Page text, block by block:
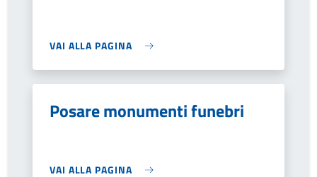
VAI ALLA PAGINA
Posare monumenti funebri
VAI ALLA PAGINA